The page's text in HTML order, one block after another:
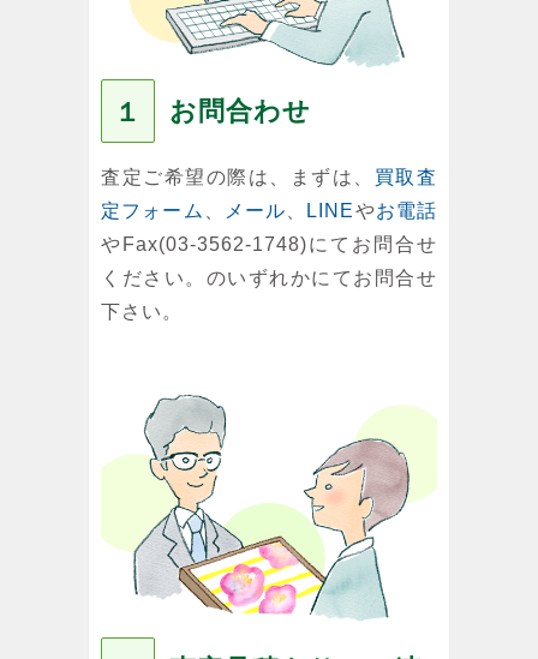
１ お問合わせ
査定ご希望の際は、まずは、 買取査
定フォーム
メール LINEやお電話
やFax(03-3562-1748)にてお問合せ
ください。のいずれかにてお問合せ
下さい。